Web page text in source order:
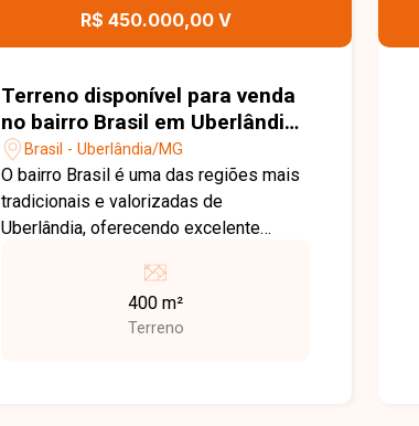
R$ 450.000,00 V
Terreno disponível para venda
no bairro Brasil em Uberlândia-
MGBrasil - Uberlândia/MG
O bairro Brasil é uma das regiões mais
tradicionais e valorizadas de
Uberlândia, oferecendo excelente
avenidas da cidade e proximidade com
supermercados, escolas, farmácias,
hospitais, restaurantes e diversos
400 m²
Terreno